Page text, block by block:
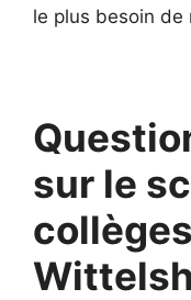
le plus besoin de
sur le